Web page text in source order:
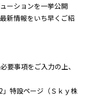
ーションを一挙公開
新情報をいち早くご紹
要事項をご入力の上、
特設ページ（Ｓｋｙ株